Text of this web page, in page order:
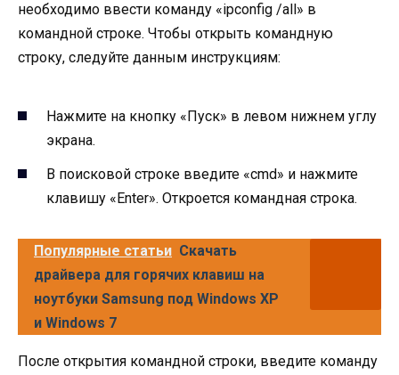
необходимо ввести команду «ipconfig /all» в
командной строке. Чтобы открыть командную
строку, следуйте данным инструкциям:
Нажмите на кнопку «Пуск» в левом нижнем углу
экрана.
В поисковой строке введите «cmd» и нажмите
клавишу «Enter». Откроется командная строка.
Популярные статьи Скачать
драйвера для горячих клавиш на
ноутбуки Samsung под Windows XP
и Windows 7
После открытия командной строки, введите команду